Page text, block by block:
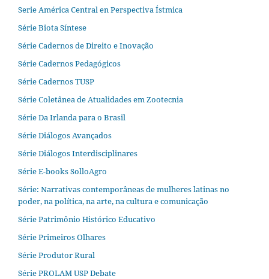
Serie América Central en Perspectiva Ístmica
Série Biota Síntese
Série Cadernos de Direito e Inovação
Série Cadernos Pedagógicos
Série Cadernos TUSP
Série Coletânea de Atualidades em Zootecnia
Série Da Irlanda para o Brasil
Série Diálogos Avançados
Série Diálogos Interdisciplinares
Série E-books SolloAgro
Série: Narrativas contemporâneas de mulheres latinas no
poder, na política, na arte, na cultura e comunicação
Série Patrimônio Histórico Educativo
Série Primeiros Olhares
Série Produtor Rural
Série PROLAM USP Debate